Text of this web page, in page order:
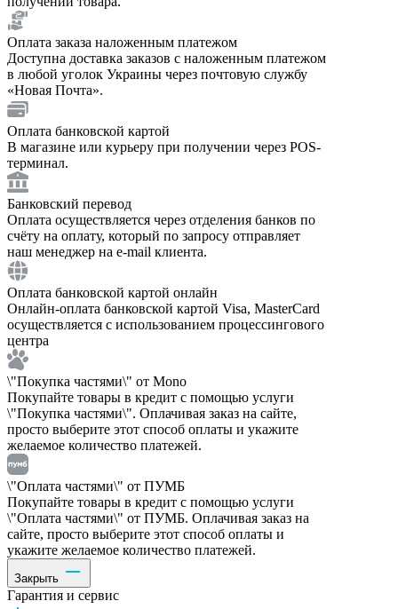
Оплата заказа наложенным платежом
Доступна доставка заказов с наложенным платежом
в любой уголок Украины через почтовую службу
«Новая Почта».
Оплата банковской картой
В магазине или курьеру при получении через POS-
терминал.
Банковский перевод
Оплата осуществляется через отделения банков по
счёту на оплату, который по запросу отправляет
наш менеджер на e-mail клиента.
Оплата банковской картой онлайн
Онлайн-оплата банковской картой Visa, MasterCard
осуществляется с использованием процессингового
центра
\"Покупка частями\" от Mono
Покупайте товары в кредит с помощью услуги
\"Покупка частями\". Оплачивая заказ на сайте,
просто выберите этот способ оплаты и укажите
желаемое количество платежей.
\"Оплата частями\" от ПУМБ
Покупайте товары в кредит с помощью услуги
\"Оплата частями\" от ПУМБ. Оплачивая заказ на
сайте, просто выберите этот способ оплаты и
укажите желаемое количество платежей.
Закрыть
Гарантия и сервис